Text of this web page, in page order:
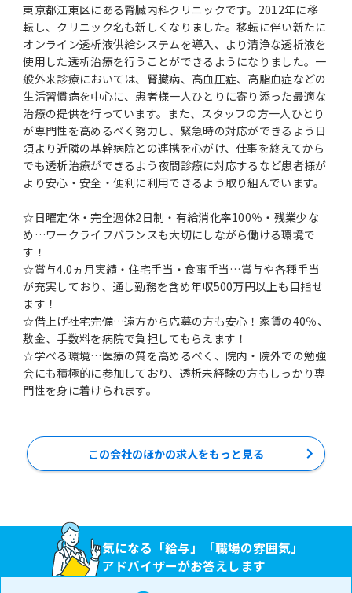
東京都江東区にある腎臓内科クリニックです。2012年に移
転し、クリニック名も新しくなりました。移転に伴い新たに
オンライン透析液供給システムを導入、より清浄な透析液を
使用した透析治療を行うことができるようになりました。一
般外来診療においては、腎臓病、高血圧症、高脂血症などの
生活習慣病を中心に、患者様一人ひとりに寄り添った最適な
治療の提供を行っています。また、スタッフの方一人ひとり
が専門性を高めるべく努力し、緊急時の対応ができるよう日
頃より近隣の基幹病院との連携を心がけ、仕事を終えてから
でも透析治療ができるよう夜間診療に対応するなど患者様が
より安心・安全・便利に利用できるよう取り組んでいます。
☆日曜定休・完全週休2日制・有給消化率100％・残業少な
め…ワークライフバランスも大切にしながら働ける環境で
す！
☆賞与4.0ヵ月実績・住宅手当・食事手当…賞与や各種手当
が充実しており、通し勤務を含め年収500万円以上も目指せ
ます！
☆借上げ社宅完備…遠方から応募の方も安心！家賃の40％、
敷金、手数料を病院で負担してもらえます！
☆学べる環境…医療の質を高めるべく、院内・院外での勉強
会にも積極的に参加しており、透析未経験の方もしっかり専
門性を身に着けられます。
この会社のほかの求人をもっと見る
気になる「給与」「職場の雰囲気」
アドバイザーがお答えします